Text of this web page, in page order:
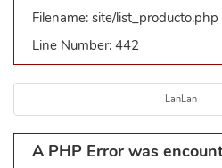
Filename: site/list_producto.php
Line Number: 442
LanLan
A PHP Error was